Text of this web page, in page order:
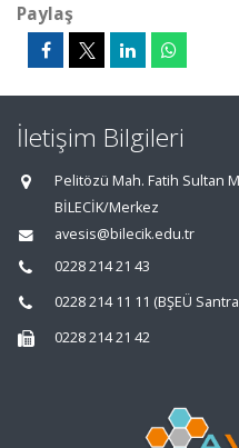
Paylaş
İletişim Bilgileri
Pelitözü Mah. Fatih Sultan
BİLECİK/Merkez
avesis@bilecik.edu.tr
0228 214 21 43
0228 214 11 11 (BŞEÜ
0228 214 21 42